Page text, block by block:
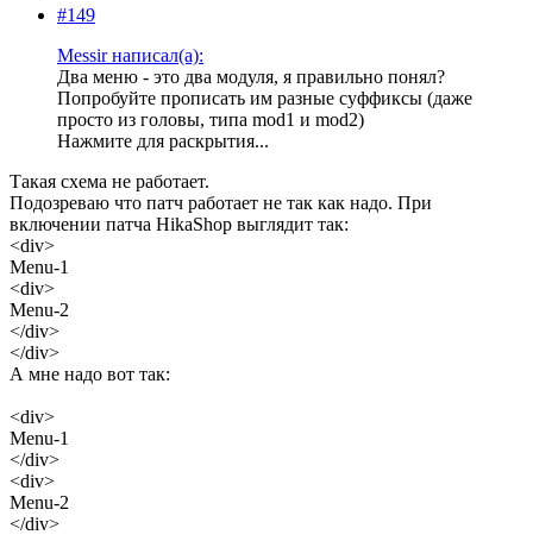
#149
Messir написал(а):
Два меню - это два модуля, я правильно понял?
Попробуйте прописать им разные суффиксы (даже
просто из головы, типа mod1 и mod2)
Нажмите для раскрытия...
Такая схема не работает.
Подозреваю что патч работает не так как надо. При
включении патча HikaShop выглядит так:
<div>
Menu-1
<div>
Menu-2
</div>
</div>
А мне надо вот так:
<div>
Menu-1
</div>
<div>
Menu-2
</div>